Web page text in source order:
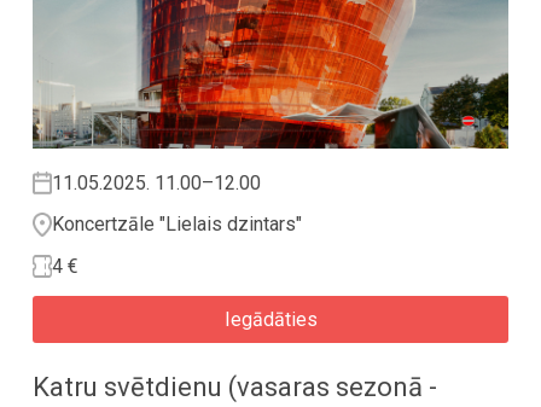
11.05.2025. 11.00–12.00
Koncertzāle "Lielais dzintars"
4 €
Iegādāties
Katru svētdienu (vasaras sezonā -